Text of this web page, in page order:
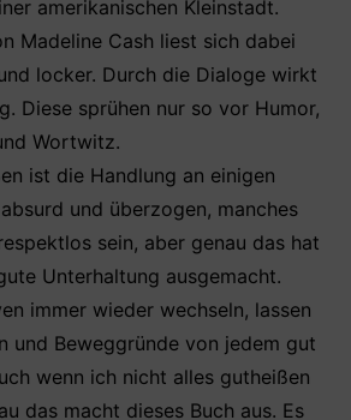
amerikanischen Kleinstadt.
Madeline Cash liest sich dabei
locker. Durch die Dialoge wirkt
Diese sprühen nur so vor Humor,
Wortwitz.
ist die Handlung an einigen
und überzogen, manches
sein, aber genau das hat
Unterhaltung ausgemacht.
immer wieder wechseln, lassen
und Beweggründe von jedem gut
wenn ich nicht alles gutheißen
das macht dieses Buch aus. Es